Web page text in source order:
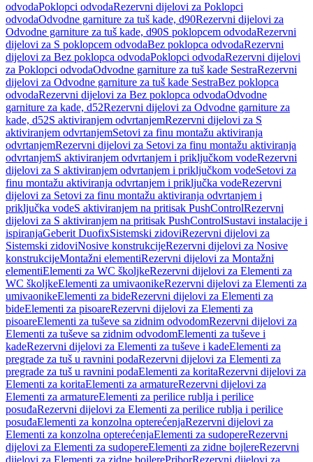
odvodaPoklopci odvodaRezervni dijelovi za Poklopci
odvodaOdvodne garniture za tuš kade, d90Rezervni dijelovi za
Odvodne garniture za tuš kade, d90S poklopcem odvodaRezervni
dijelovi za S poklopcem odvodaBez poklopca odvodaRezervni
dijelovi za Bez poklopca odvodaPoklopci odvodaRezervni dijelovi
za Poklopci odvodaOdvodne garniture za tuš kade SestraRezervni
dijelovi za Odvodne garniture za tuš kade SestraBez poklopca
odvodaRezervni dijelovi za Bez poklopca odvodaOdvodne
garniture za kade, d52Rezervni dijelovi za Odvodne garniture za
kade, d52S aktiviranjem odvrtanjemRezervni dijelovi za S
aktiviranjem odvrtanjemSetovi za finu montažu aktiviranja
odvrtanjemRezervni dijelovi za Setovi za finu montažu aktiviranja
odvrtanjemS aktiviranjem odvrtanjem i priključkom vodeRezervni
dijelovi za S aktiviranjem odvrtanjem i priključkom vodeSetovi za
finu montažu aktiviranja odvrtanjem i priključka vodeRezervni
dijelovi za Setovi za finu montažu aktiviranja odvrtanjem i
priključka vodeS aktiviranjem na pritisak PushControlRezervni
dijelovi za S aktiviranjem na pritisak PushControlSustavi instalacije i
ispiranjaGeberit DuofixSistemski zidoviRezervni dijelovi za
Sistemski zidoviNosive konstrukcijeRezervni dijelovi za Nosive
konstrukcijeMontažni elementiRezervni dijelovi za Montažni
elementiElementi za WC školjkeRezervni dijelovi za Elementi za
WC školjkeElementi za umivaonikeRezervni dijelovi za Elementi za
umivaonikeElementi za bideRezervni dijelovi za Elementi za
bideElementi za pisoareRezervni dijelovi za Elementi za
pisoareElementi za tuševe sa zidnim odvodomRezervni dijelovi za
Elementi za tuševe sa zidnim odvodomElementi za tuševe i
kadeRezervni dijelovi za Elementi za tuševe i kadeElementi za
pregrade za tuš u ravnini podaRezervni dijelovi za Elementi za
pregrade za tuš u ravnini podaElementi za koritaRezervni dijelovi za
Elementi za koritaElementi za armatureRezervni dijelovi za
Elementi za armatureElementi za perilice rublja i perilice
posuđaRezervni dijelovi za Elementi za perilice rublja i perilice
posuđaElementi za konzolna opterećenjaRezervni dijelovi za
Elementi za konzolna opterećenjaElementi za sudopereRezervni
dijelovi za Elementi za sudopereElementi za zidne bojlereRezervni
dijelovi za Elementi za zidne bojlerePriborRezervni dijelovi za